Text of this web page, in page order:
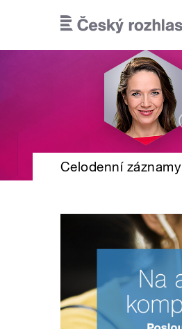
Celodenní záznamy